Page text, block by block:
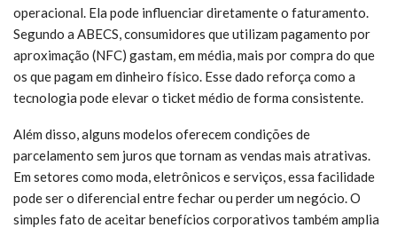
operacional. Ela pode influenciar diretamente o faturamento.
Segundo a ABECS, consumidores que utilizam pagamento por
aproximação (NFC) gastam, em média, mais por compra do que
os que pagam em dinheiro físico. Esse dado reforça como a
tecnologia pode elevar o ticket médio de forma consistente.
Além disso, alguns modelos oferecem condições de
parcelamento sem juros que tornam as vendas mais atrativas.
Em setores como moda, eletrônicos e serviços, essa facilidade
pode ser o diferencial entre fechar ou perder um negócio. O
simples fato de aceitar benefícios corporativos também amplia